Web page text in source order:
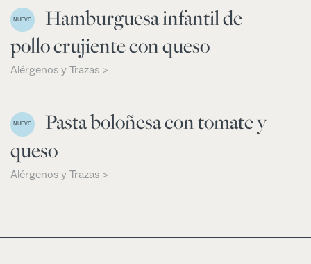
NUEVO
Hamburguesa infantil de
pollo crujiente con queso
Alérgenos y Trazas >
NUEVO
Pasta boloñesa con tomate y
queso
Alérgenos y Trazas >